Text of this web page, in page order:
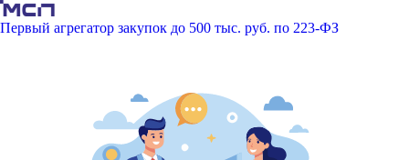
Первый агрегатор закупок до 500 тыс. руб. по 223-ФЗ